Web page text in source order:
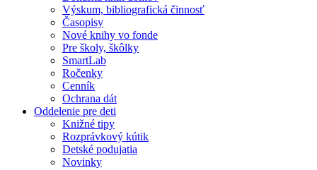
Výskum, bibliografická činnosť
Časopisy
Nové knihy vo fonde
Pre školy, škôlky
SmartLab
Ročenky
Cenník
Ochrana dát
Oddelenie pre deti
Knižné tipy
Rozprávkový kútik
Detské podujatia
Novinky